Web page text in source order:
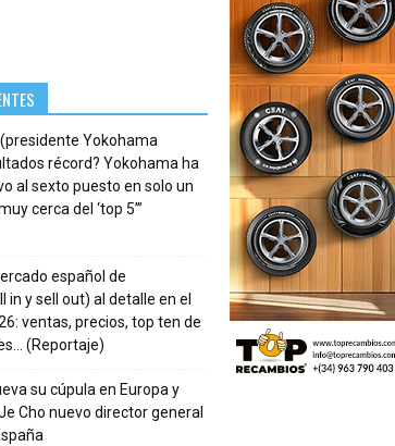
Yokohama
récord? Yokohama ha
al sexto puesto en solo un
cerca del ‘top 5’”
español de
in y sell out) al detalle en el
ventas, precios, top ten de
(Reportaje)
su cúpula en Europa y
Cho nuevo director general